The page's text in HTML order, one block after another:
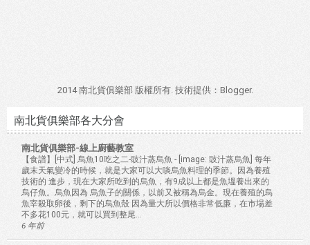
2014 南北貨俱樂部 版權所有. 技術提供： Blogger.
南北貨俱樂部各大分會
南北貨俱樂部-線上廚藝教室
【食譜】[中式] 烏魚10吃之二-豉汁蒸烏魚 - [image: 豉汁蒸烏魚] 每年
歲末天氣變冷的時候，就是大家可以大啖烏魚料理的季節。因為養殖
技術的 進步，現在大家所吃到的烏魚，有9成以上都是魚塭養出來的
烏仔魚。烏魚因為 烏魚子的關係，以前又被稱為烏金。現在養殖的烏
魚宰殺取卵後，剩下的烏魚殼 因為量大所以價格非常低廉，在市場差
不多花100元，就可以買到整尾...
6 年前